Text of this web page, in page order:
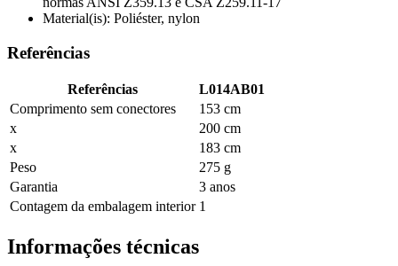
Material(is): Poliéster, nylon
Referências
Referências
L014AB01
Comprimento sem conectores
153 cm
x
200 cm
x
183 cm
Peso
275 g
Garantia
3 anos
Contagem da embalagem interior 1
Informações técnicas